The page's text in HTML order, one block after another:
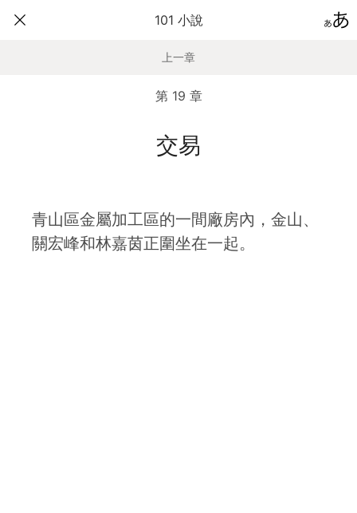
101 小說
上一章
第 19 章
交易
青山區金屬加工區的一間廠房內，金山、
關宏峰和林嘉茵正圍坐在一起。